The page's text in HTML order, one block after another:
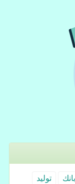
بانك
تولید